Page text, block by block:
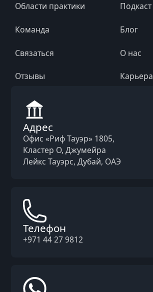
Области практики Подкаст
Команда Блог
Связаться О нас
Отзывы Карьера
Адрес
Офис «Риф Тауэр» 1805,
Кластер O, Джумейра
Лейкс Тауэрс, Дубай, ОАЭ
Телефон
+971 44 27 9812